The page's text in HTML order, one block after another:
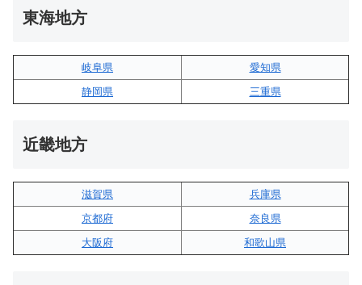
東海地方
岐阜県
愛知県
静岡県
三重県
近畿地方
滋賀県
兵庫県
京都府
奈良県
大阪府
和歌山県